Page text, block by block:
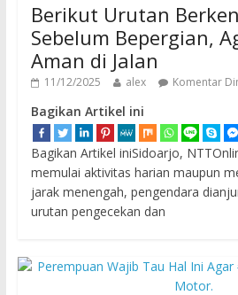
Berikut Urutan
Sebelum Bepergian,
Aman di Jalan
11/12/2025 alex Komentar
Bagikan Artikel ini
Bagikan Artikel iniSidoarjo,
memulai aktivitas harian maupun
jarak menengah, pengendara
urutan pengecekan dan